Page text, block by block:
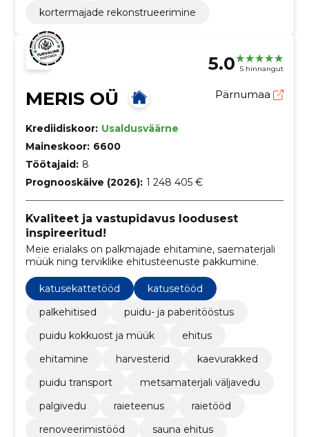
kortermajade rekonstrueerimine
5.0 5 hinnangut
MERIS OÜ Pärnumaa
Krediidiskoor: Usaldusväärne
Maineskoor: 6600
Töötajaid: 8
Prognooskäive (2026): 1 248 405 €
Kvaliteet ja vastupidavus loodusest
inspireeritud!
Meie erialaks on palkmajade ehitamine, saematerjali
müük ning terviklike ehitusteenuste pakkumine.
katusekattetööd
katusetööd
palkehitised
puidu- ja paberitööstus
puidu kokkuost ja müük
ehitus
ehitamine
harvesterid
kaevurakked
puidu transport
metsamaterjali väljavedu
palgivedu
raieteenus
raietööd
renoveerimistööd
sauna ehitus